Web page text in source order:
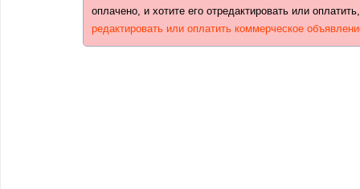
оплачено, и хотите его отредактировать или
редактировать или оплатить коммерческое